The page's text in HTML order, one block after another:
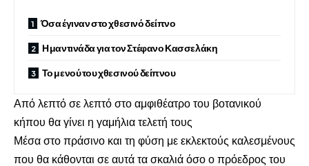
Όσα έγιναν στο χθεσινό δείπνο
Η μαντινάδα για τον Στέφανο Κασσελάκη
Το μενού του χθεσινού δείπνου
Από λεπτό σε λεπτό στο αμφιθέατρο του βοτανικού
κήπου θα γίνει η γαμήλια τελετή τους
Μέσα στο πράσινο και τη φύση με εκλεκτούς καλεσμένους
που θα κάθονται σε αυτά τα σκαλιά όσο ο πρόεδρος του